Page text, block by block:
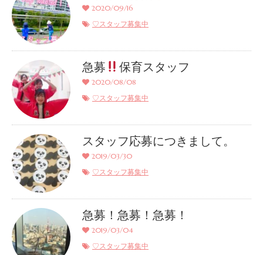
2020/09/16
♡スタッフ募集中
急募 保育スタッフ
2020/08/08
♡スタッフ募集中
スタッフ応募につきまして。
2019/03/30
♡スタッフ募集中
急募！急募！急募！
2019/03/04
♡スタッフ募集中